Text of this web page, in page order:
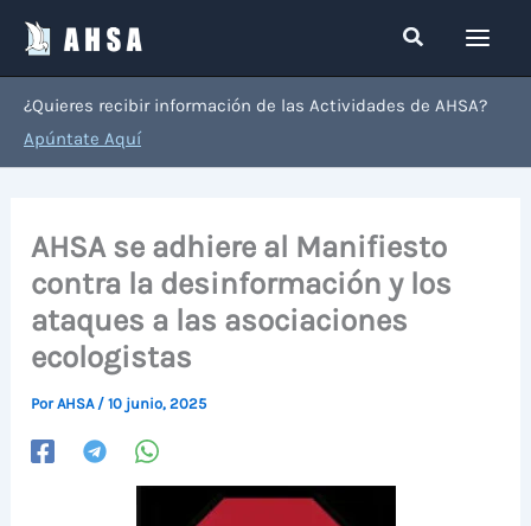
contenido
Buscar
¿Quieres recibir información de las Actividades de AHSA?
Apúntate Aquí
AHSA se adhiere al Manifiesto
contra la desinformación y los
ataques a las asociaciones
ecologistas
PorAHSA /10 junio, 2025